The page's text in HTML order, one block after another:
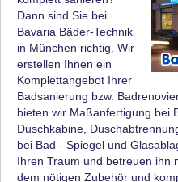
Dann sind Sie bei
Bavaria Bäder-Technik
in München richtig. Wir
erstellen Ihnen ein
Komplettangebot Ihrer
Badsanierung bzw.
bieten wir Maßanfertigung bei
Duschkabine,
bei Bad - Spiegel und
Ihren Traum und betreuen ihn
dem nötigen Zubehör und